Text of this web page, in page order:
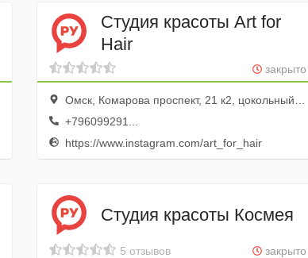
Студия красоты Art for
Hair
закрыто
Омск, Комарова проспект, 21 к2, цокольный этаж
+796099291...
https://www.instagram.com/art_for_hair
Студия красоты Космея
закрыто
5 отзывов